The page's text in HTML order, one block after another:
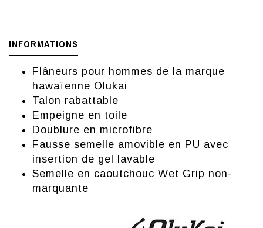
INFORMATIONS
Flâneurs pour hommes de la marque
hawaïenne Olukai
Talon rabattable
Empeigne en toile
Doublure en microfibre
Fausse semelle amovible en PU avec
insertion de gel lavable
Semelle en caoutchouc Wet Grip non-
marquante